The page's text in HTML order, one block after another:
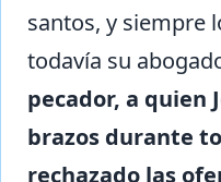
santos, y siempre
todavía su
pecador, a quien
brazos durante
rechazado las